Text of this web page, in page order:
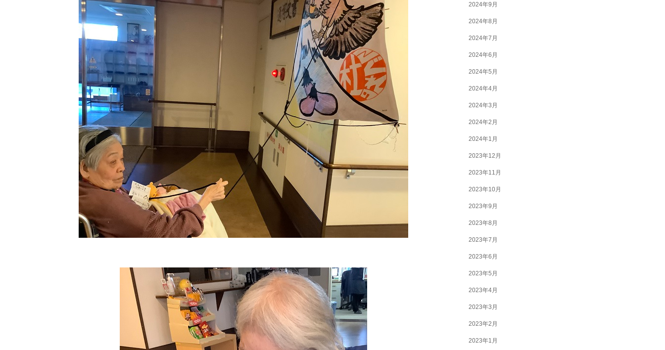
2024年9月
2024年8月
2024年7月
2024年6月
2024年5月
2024年4月
2024年3月
2024年2月
2024年1月
2023年12月
2023年11月
2023年10月
2023年9月
2023年8月
2023年7月
2023年6月
2023年5月
2023年4月
2023年3月
2023年2月
2023年1月